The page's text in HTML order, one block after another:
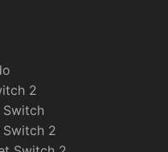
2
Switch
Switch 2